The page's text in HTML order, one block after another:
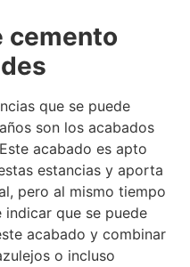
cemento
que se puede
son los acabados
acabado es apto
estancias y aporta
pero al mismo tiempo
que se puede
acabado y combinar
o incluso